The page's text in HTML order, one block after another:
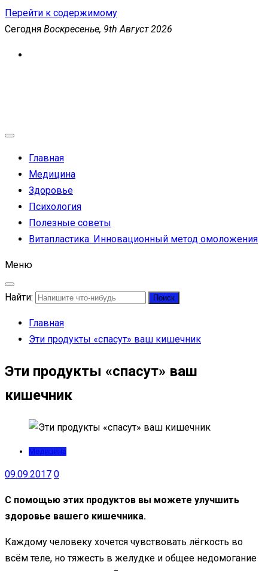
Перейти к содержимому
Сегодня Воскресенье, 9th Август 2026
Главная
Медицина
Здоровье
Психология
Полезные советы
Витапластика. Инновационный метод омоложения
Меню
Найти:
Главная
Эти продукты «спасут» ваш кишечник
Эти продукты «спасут» ваш
кишечник
Медицина
09.09.2017 0
С помощью этих продуктов вы можете улучшить
здоровье вашего кишечника.
Каждому человеку хочется чувствовать лёгкость во
всём теле, но тяжесть в желудке и общее недомогание